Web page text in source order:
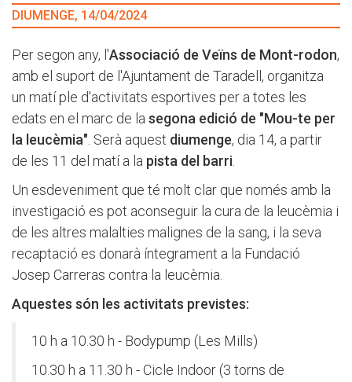
DIUMENGE, 14/04/2024
Per segon any, l'Associació de Veïns de Mont-rodon,
amb el suport de l'Ajuntament de Taradell, organitza
un matí ple d'activitats esportives per a totes les
edats en el marc de la segona edició de "Mou-te per
la leucèmia" . Serà aquest diumenge, dia 14, a partir
de les 11 del matí a la pista del barri
Un esdeveniment que té molt clar que només amb la
investigació es pot aconseguir la cura de la leucèmia i
de les altres malalties malignes de la sang, i la seva
recaptació es donarà íntegrament a la Fundació
Josep Carreras contra la leucèmia.
Aquestes són les activitats previstes:
10 h a 10.30 h - Bodypump (Les Mills)
10.30 h a 11.30 h - Cicle Indoor (3 torns de